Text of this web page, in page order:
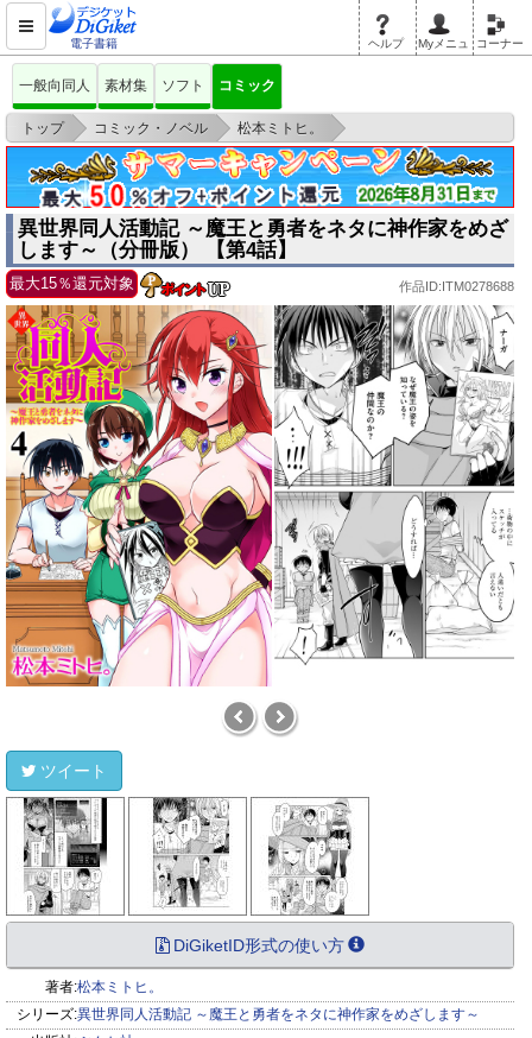
電子書籍 ヘルプ Myメニュ コーナー
一般向同人 素材集 ソフト コミック
トップ > コミック・ノベル > 松本ミトヒ。
>
異世界同人活動記 ～魔王と勇者をネタに神作家をめざします～（分冊版）
【第4話】
異世界同人活動記 ～魔王と勇者をネタに神作家をめざ
します～（分冊版） 【第4話】
最大15％還元対象 作品ID:ITM0278688
ツイート
DiGiketID形式の使い方
著者:松本ミトヒ。
シリーズ:異世界同人活動記 ～魔王と勇者をネタに神作家をめざします～